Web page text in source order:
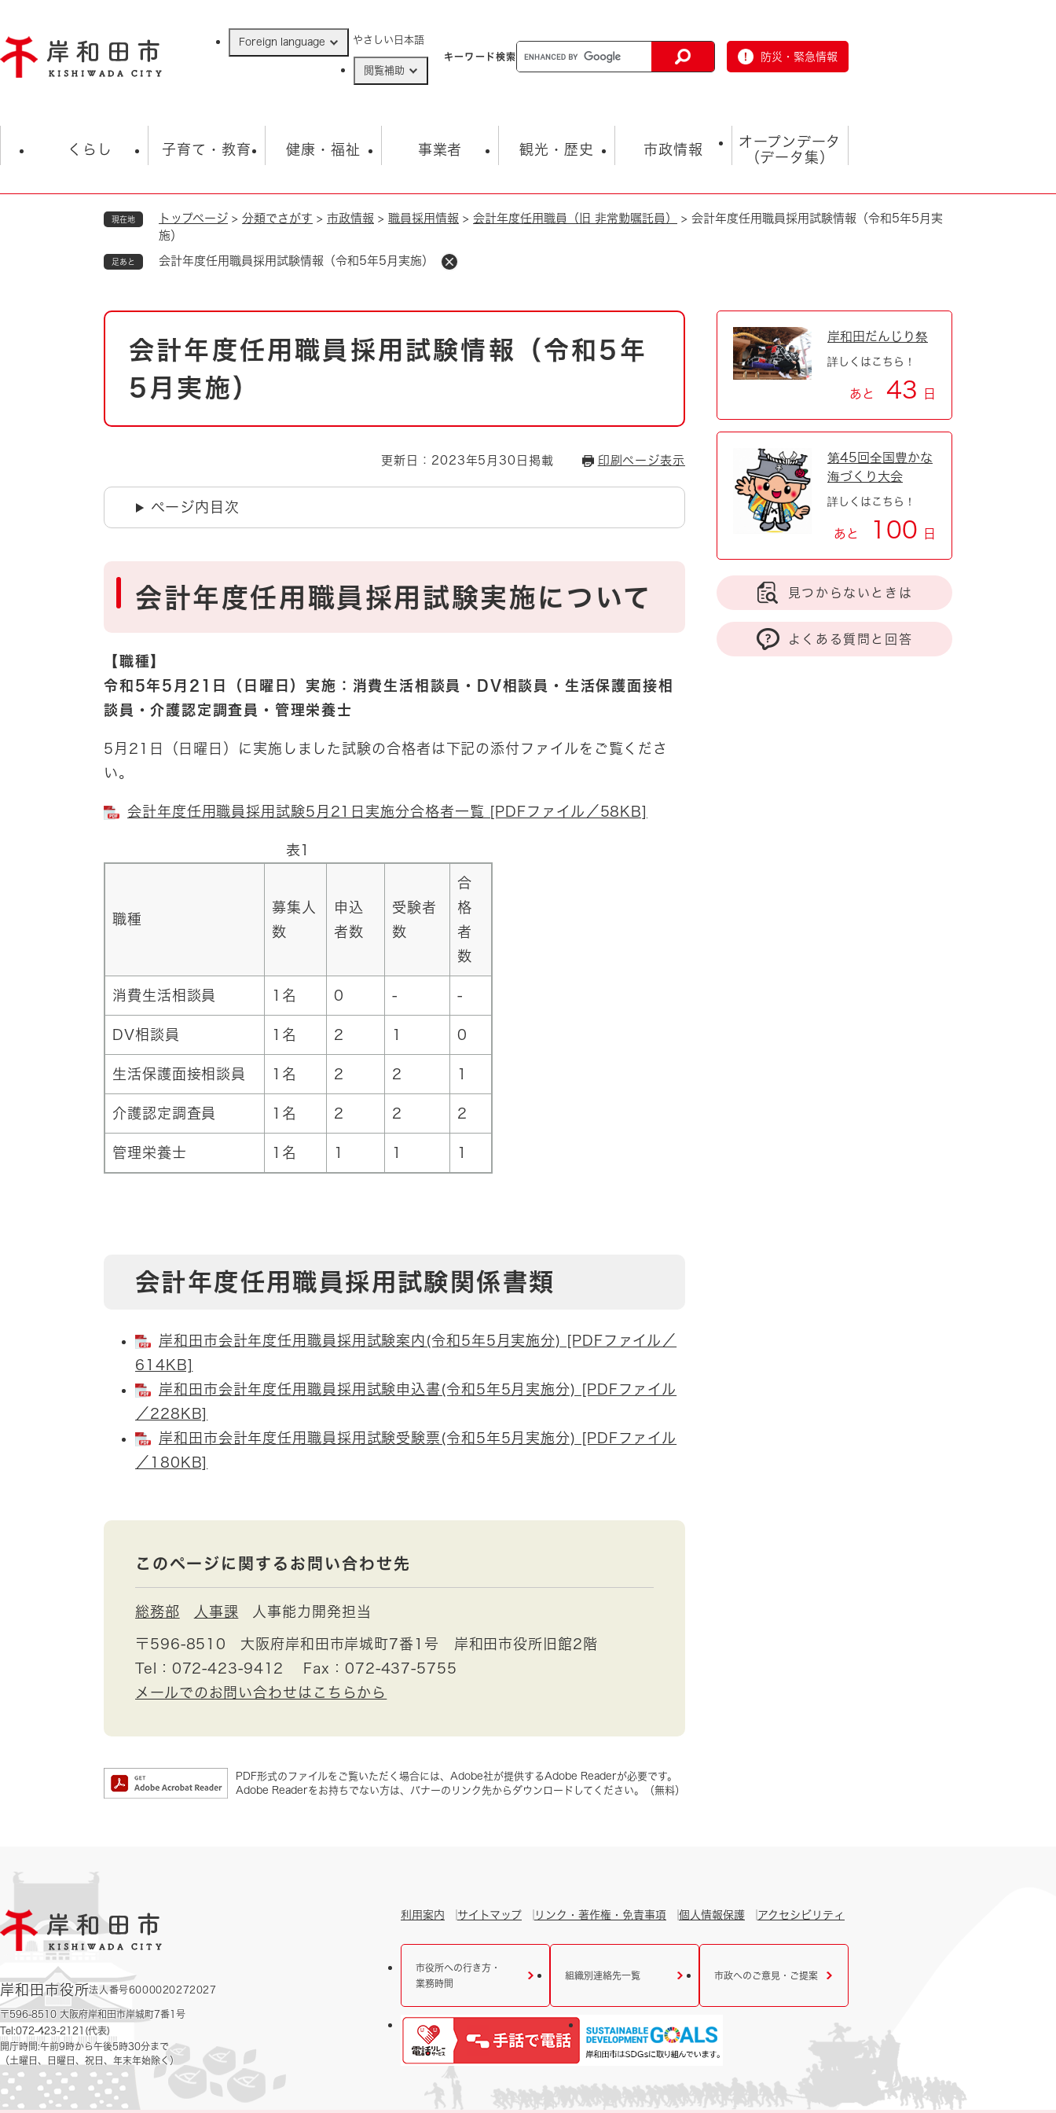
ジ
の
Foreign language やさしい日本語
閲覧補助
キーワード検索 防災・緊急情報
くらし
住民票・戸籍
保険・年金
自然・環境・公園 住宅
道路・河川・交通 まちづくり
とじる
子育て・教育
学校 子育て
健康・福祉
福祉・健康・生活 生涯学習・スポーツ
事業者
入札・契約情報 まちづくり・協働
産業振興
観光・歴史
観光 観光スポット
歴史 動画情報
市政情報
市の概要 総合計画
行財政
オープンデータ
（データ集）
オープンデータ
現在地 トップページ > 分類でさがす > 市政情報 > 職員採用情報 > 会計年度任用職員（旧 非常勤嘱託員） > 会計年度任用職員採用試験情報（令和5年5月実
施）
足あと 会計年度任用職員採用試験情報（令和5年5月実施）
本
会計年度任用職員採用試験情報（令和5年
5月実施）
更新日：2023年5月30日掲載 印刷ページ表示
ページ内目次
会計年度任用職員採用試験実施について
【職種】
令和5年5月21日（日曜日）実施：消費生活相談員・DV相談員・生活保護面接相
談員・介護認定調査員・管理栄養士
5月21日（日曜日）に実施しました試験の合格者は下記の添付ファイルをご覧くださ
い。
会計年度任用職員採用試験5月21日実施分合格者一覧 [PDFファイル／58KB]
表1
職種
募集人
数
申込
者数
受験者
数
合
格
者
数
消費生活相談員 1名 0 - -
DV相談員 1名 2 1 0
生活保護面接相談員 1名 2 2 1
介護認定調査員 1名 2 2 2
管理栄養士 1名 1 1 1
会計年度任用職員採用試験関係書類
岸和田市会計年度任用職員採用試験案内(令和5年5月実施分) [PDFファイル／
614KB]
岸和田市会計年度任用職員採用試験申込書(令和5年5月実施分) [PDFファイル
／228KB]
岸和田市会計年度任用職員採用試験受験票(令和5年5月実施分) [PDFファイル
／180KB]
このページに関するお問い合わせ先
総務部 人事課 人事能力開発担当
〒596-8510
大阪府岸和田市岸城町7番1号 岸和田市役所旧館2階
Tel：072-423-9412
Fax：072-437-5755
メールでのお問い合わせはこちらから
PDF形式のファイルをご覧いただく場合には、Adobe社が提供するAdobe Readerが必要です。
Adobe Readerをお持ちでない方は、バナーのリンク先からダウンロードしてください。（無料）
岸和田だんじり祭
詳しくはこちら！
あと 43 日
第45回全国豊かな
海づくり大会
詳しくはこちら！
あと 100 日
見つからないときは
よくある質問と回答
岸和田市役所法人番号6000020272027
〒596-8510 大阪府岸和田市岸城町7番1号
Tel:072-423-2121(代表)
開庁時間:午前9時から午後5時30分まで
（土曜日、日曜日、祝日、年末年始除く）
利用案内 サイトマップ リンク・著作権・免責事項 個人情報保護 アクセシビリティ
市役所への行き方・
業務時間
組織別連絡先一覧 市政へのご意見・ご提案